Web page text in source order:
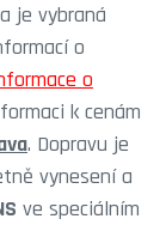
je vybraná
o
o
k cenám
. Dopravu je
vynesení a
ve speciálním